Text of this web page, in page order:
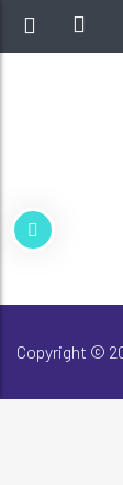
Copyright ©